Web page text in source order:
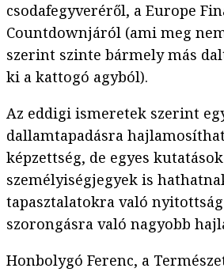
csodafegyveréről, a Europe
Countdownjáról (ami meg
szerint szinte bármely más
ki a kattogó agyból).
Az eddigi ismeretek szerint
dallamtapadásra
képzettség, de egyes
személyiségjegyek is
tapasztalatokra való
szorongásra való nagyobb
Honbolygó Ferenc, a